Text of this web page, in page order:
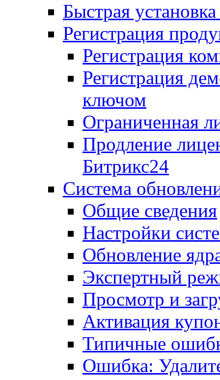
Быстрая
Регистрация
Регистрация
Регистрация
ключом
Ограниченная
Продление
Битрикс24
Система
Общие сведения
Настройки
Обновление
Экспертный
Просмотр и
Активация
Типичные
Ошибка: